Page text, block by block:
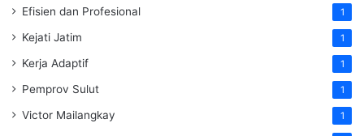
Efisien dan Profesional 1
Kejati Jatim 1
Kerja Adaptif 1
Pemprov Sulut 1
Victor Mailangkay 1